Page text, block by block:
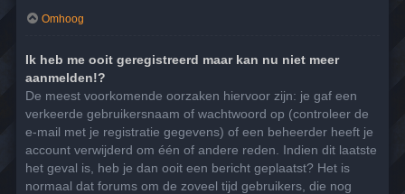
Omhoog
Ik heb me ooit geregistreerd maar kan nu niet meer
aanmelden!?
De meest voorkomende oorzaken hiervoor zijn: je gaf een
verkeerde gebruikersnaam of wachtwoord op (controleer de
e-mail met je registratie gegevens) of een beheerder heeft je
account verwijderd om één of andere reden. Indien dit laatste
het geval is, heb je dan ooit een bericht geplaatst? Het is
normaal dat forums om de zoveel tijd gebruikers, die nog